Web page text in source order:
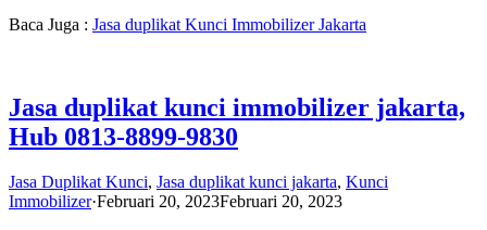
Baca Juga : Jasa duplikat Kunci Immobilizer Jakarta
Jasa duplikat kunci immobilizer jakarta,
Hub 0813-8899-9830
Jasa Duplikat Kunci, Jasa duplikat kunci jakarta, Kunci
Immobilizer·Februari 20, 2023Februari 20, 2023